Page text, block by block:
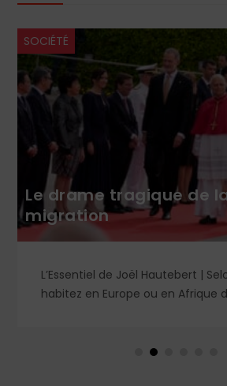
SOCIÉTÉ
Le drame tragique de
migration
L’Essentiel de Joël Hautebert |
habitez en Europe ou en Afrique
événements aux Pays-Bas ou en